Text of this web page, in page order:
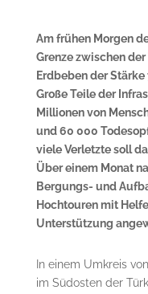
Am frühen Morgen
Grenze zwischen
Erdbeben der
Große Teile der
Millionen von
und 60 000
viele Verletzte soll
Über einem Monat
Bergungs- und
Hochtouren mit
Unterstützung
In einem Umkreis
im Südosten der